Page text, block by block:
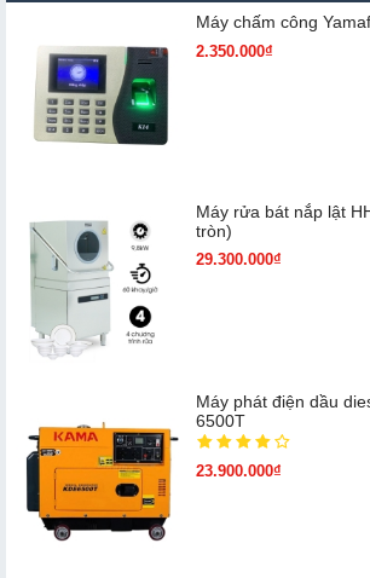
Máy chấm cô​ng
2.350.000₫
Máy rửa bát nắp lật
tròn)
29.300.000₫
Máy phát điện dầu
6500T
23.900.000₫